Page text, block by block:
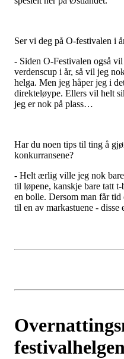
Ser vi deg på O-festivalen i
- Siden O-Festivalen også
verdenscup i år, så vil jeg
helga. Men jeg håper jeg i
direkteløype. Ellers vil helt
jeg er nok på plass…
Har du noen tips til ting å
konkurransene?
- Helt ærlig ville jeg nok
til løpene, kanskje bare tatt
en bolle. Dersom man får
til en av markastuene - disse